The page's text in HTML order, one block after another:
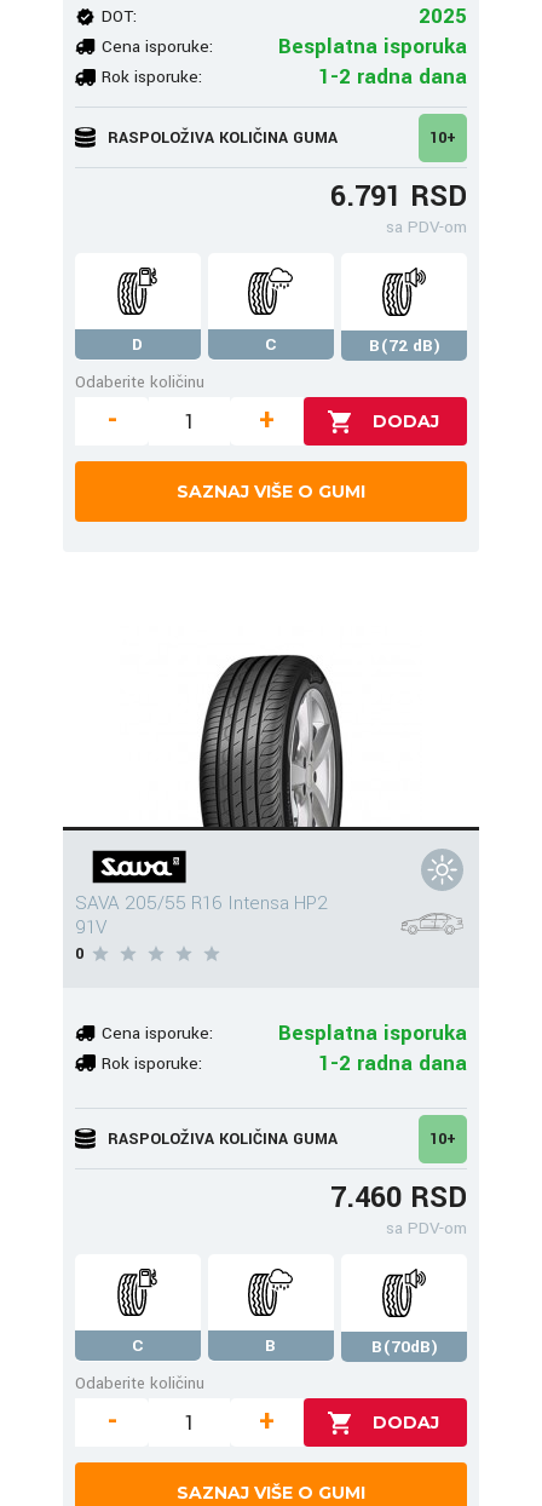
DOT: 2025
Cena isporuke: Besplatna isporuka
Rok isporuke: 1-2 radna dana
RASPOLOŽIVA KOLIČINA GUMA 10+
6.791 RSD
sa PDV-om
D C
B(72 dB)
Odaberite količinu
- +
SAZNAJ VIŠE O GUMI
SAVA 205/55 R16 Intensa HP2
91V
0
Cena isporuke: Besplatna isporuka
Rok isporuke: 1-2 radna dana
RASPOLOŽIVA KOLIČINA GUMA 10+
7.460 RSD
sa PDV-om
C B
B(70dB)
Odaberite količinu
- +
SAZNAJ VIŠE O GUMI